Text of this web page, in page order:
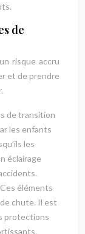
de
risque accru
et de prendre
de transition
les enfants
les
éclairage
éléments
chute. Il est
protections